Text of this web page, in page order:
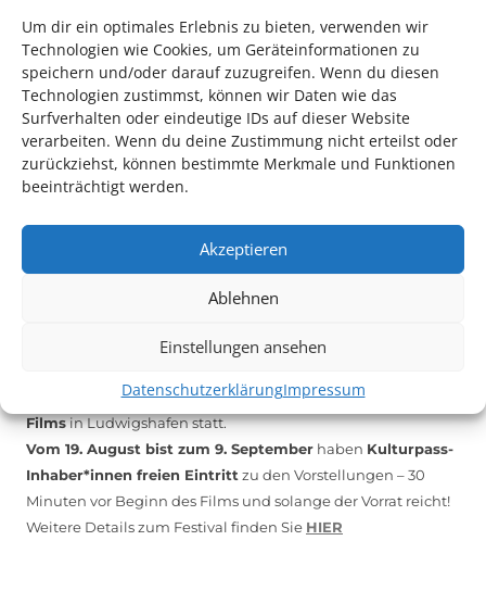
Um dir ein optimales Erlebnis zu bieten, verwenden wir
Technologien wie Cookies, um Geräteinformationen zu
speichern und/oder darauf zuzugreifen. Wenn du diesen
Technologien zustimmst, können wir Daten wie das
Surfverhalten oder eindeutige IDs auf dieser Website
verarbeiten. Wenn du deine Zustimmung nicht erteilst oder
zurückziehst, können bestimmte Merkmale und Funktionen
beeinträchtigt werden.
Akzeptieren
Ablehnen
Einstellungen ansehen
DatenschutzerklärungImpressum
melden Sie sich unter info@kulturparkett-rhein-neckar.de
*KULTURTIPP SOMMERPAUSE: FESTIVAL DES DEUTSCHEN FILMS*
Auch dieses Jahr findet wieder dasFestival des deutschen
Filmsin Ludwigshafen statt.
Vom 19. August bist zum 9. September haben Kulturpass-
Inhaber*innen freien Eintritt zu den Vorstellungen – 30
Minuten vor Beginn des Films und solange der Vorrat reicht!
Weitere Details zum Festival finden Sie HIER